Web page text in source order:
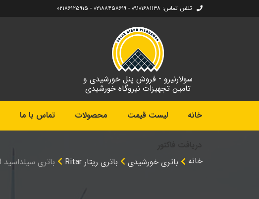
تلفن تماس: ۰۹۱۰۱۶۸۱۱۳۸ - ۰۲۱۸۸۴۵۸۶۱۹ - ۰۲۱۸۶۱۲۵۹۱۵
سولارنیرو - فروش پنل خورشیدی و
تامین تجهیزات نیروگاه خورشیدی
خانه لیست قیمت محصولات تماس با ما
خانه
باتری خورشیدی باتری ریتار Ritar باتری سیلداسید 28 آمپر ساعت ریتار